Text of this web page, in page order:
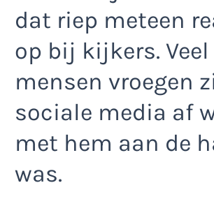
dat riep meteen
op bij kijkers. Veel
mensen vroegen
sociale media af
met hem aan de
was.